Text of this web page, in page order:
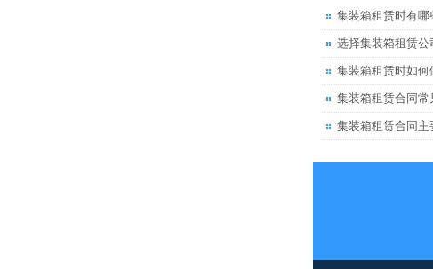
集装箱租赁时有哪
选择集装箱租赁
集装箱租赁时如何
集装箱租赁合同常
集装箱租赁合同主